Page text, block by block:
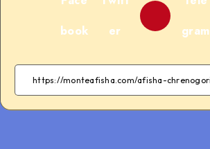
book
er
gram